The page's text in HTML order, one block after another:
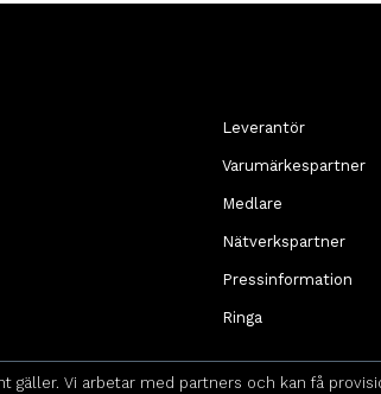
gäller. Vi arbetar med partners och kan få
Leverantör
Varumärkespartner
Medlare
Nätverkspartner
Pressinformation
Ringa